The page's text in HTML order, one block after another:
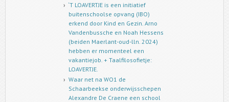
‘T LOAVERTJE is een initiatief
buitenschoolse opvang (IBO)
erkend door Kind en Gezin. Arno
Vandenbussche en Noah Hessens
(beiden Maerlant-oud-lln. 2024)
hebben er momenteel een
vakantiejob. + Taalfilosofietje:
LOAVERTJE.
Waar net na WO1 de
Schaarbeekse onderwijsschepen
Alexandre De Craene een school